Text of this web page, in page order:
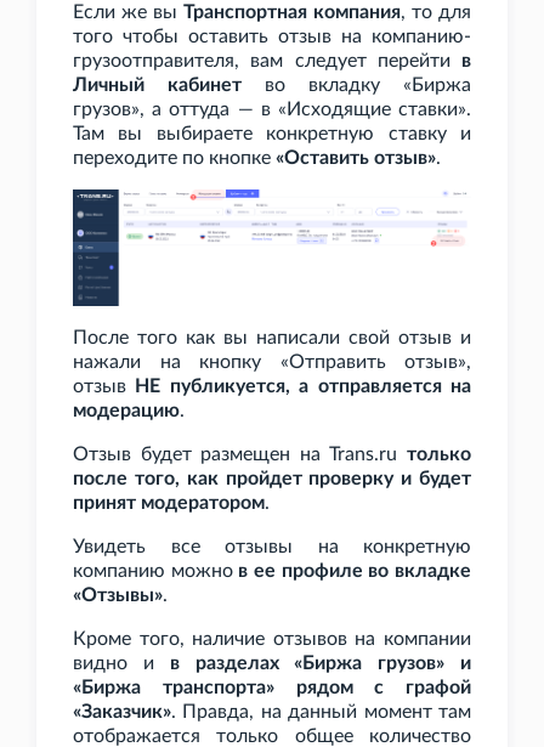
Если же вы Транспортная компания, то для
того чтобы оставить отзыв на компанию-
грузоотправителя, вам следует перейти в
Личный кабинет во вкладку «Биржа
грузов», а оттуда — в «Исходящие ставки».
Там вы выбираете конкретную ставку и
переходите по кнопке «Оставить отзыв».
После того как вы написали свой отзыв и
нажали на кнопку «Отправить отзыв»,
отзыв НЕ публикуется, а отправляется на
модерацию.
Отзыв будет размещен на Trans.ru только
после того, как пройдет проверку и будет
принят модератором.
Увидеть все отзывы на конкретную
компанию можно в ее профиле во вкладке
«Отзывы».
Кроме того, наличие отзывов на компании
видно и в разделах «Биржа грузов» и
«Биржа транспорта» рядом с графой
«Заказчик». Правда, на данный момент там
отображается только общее количество